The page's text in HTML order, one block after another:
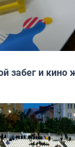
забег и